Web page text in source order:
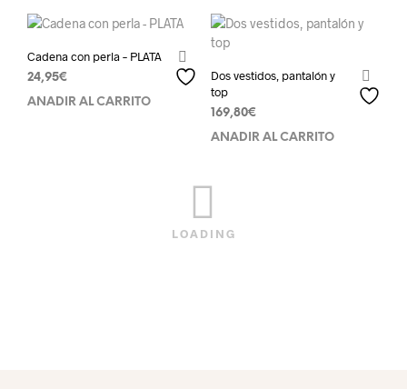
Cadena con perla – PLATA
24,95€
AÑADIR AL CARRITO
Dos vestidos, pantalón y
top
169,80€
AÑADIR AL CARRITO
LOADING